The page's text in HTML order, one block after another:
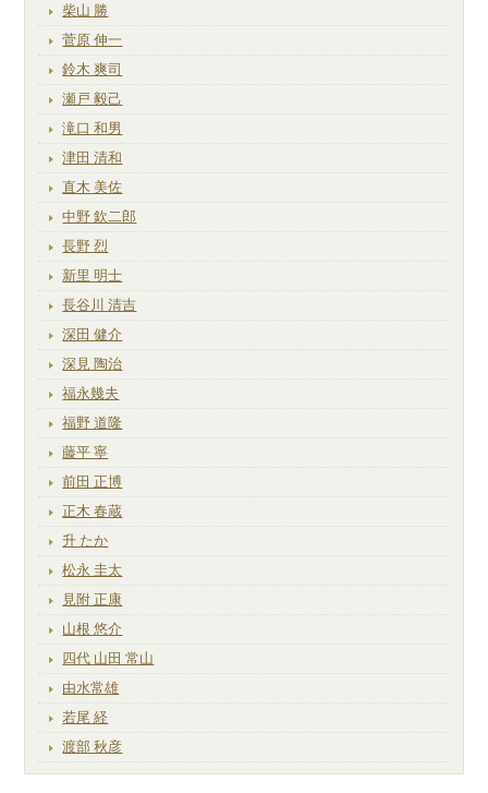
柴山 勝
菅原 伸一
鈴木 爽司
瀬戸 毅己
滝口 和男
津田 清和
直木 美佐
中野 欽二郎
長野 烈
新里 明士
長谷川 清吉
深田 健介
深見 陶治
福永幾夫
福野 道隆
藤平 寧
前田 正博
正木 春蔵
升 たか
松永 圭太
見附 正康
山根 悠介
四代 山田 常山
由水常雄
若尾 経
渡部 秋彦